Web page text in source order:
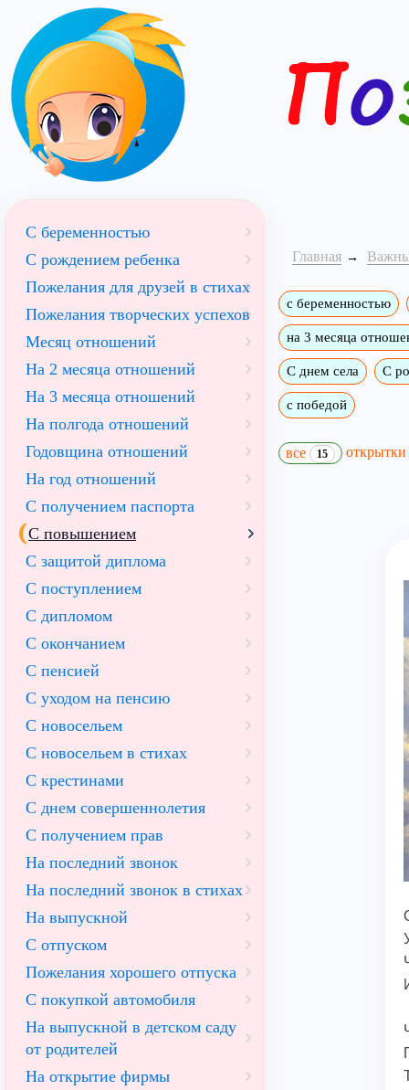
Главная
с беременностью
на 3 месяца
С днем села С
с победой
все 15 открытки
С беременностью
С рождением ребенка
Пожелания для друзей в стихах
Пожелания творческих успехов
Месяц отношений
На 2 месяца отношений
На 3 месяца отношений
На полгода отношений
Годовщина отношений
На год отношений
С получением паспорта
С повышением
С защитой диплома
С поступлением
С дипломом
С окончанием
С пенсией
С уходом на пенсию
С новосельем
С новосельем в стихах
С крестинами
С днем совершеннолетия
С получением прав
На последний звонок
На последний звонок в стихах
На выпускной
С отпуском
Пожелания хорошего отпуска
С покупкой автомобиля
На выпускной в детском саду
от родителей
На открытие фирмы